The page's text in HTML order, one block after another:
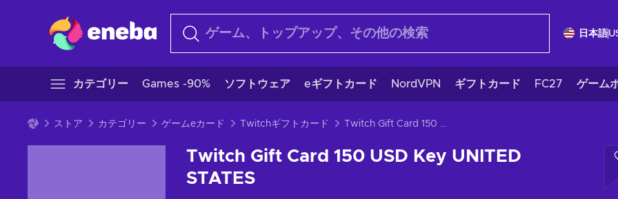
日本語
カテゴリー Games -90% ソフトウェア eギフトカード NordVPN ギフトカード FC27 ゲーム
ストア カテゴリー ゲームeカード Twitchギフトカード Twitch Gift Card 150 USD Key UNITED STATES
Twitch Gift Card 150 USD Key UNITED
STATES